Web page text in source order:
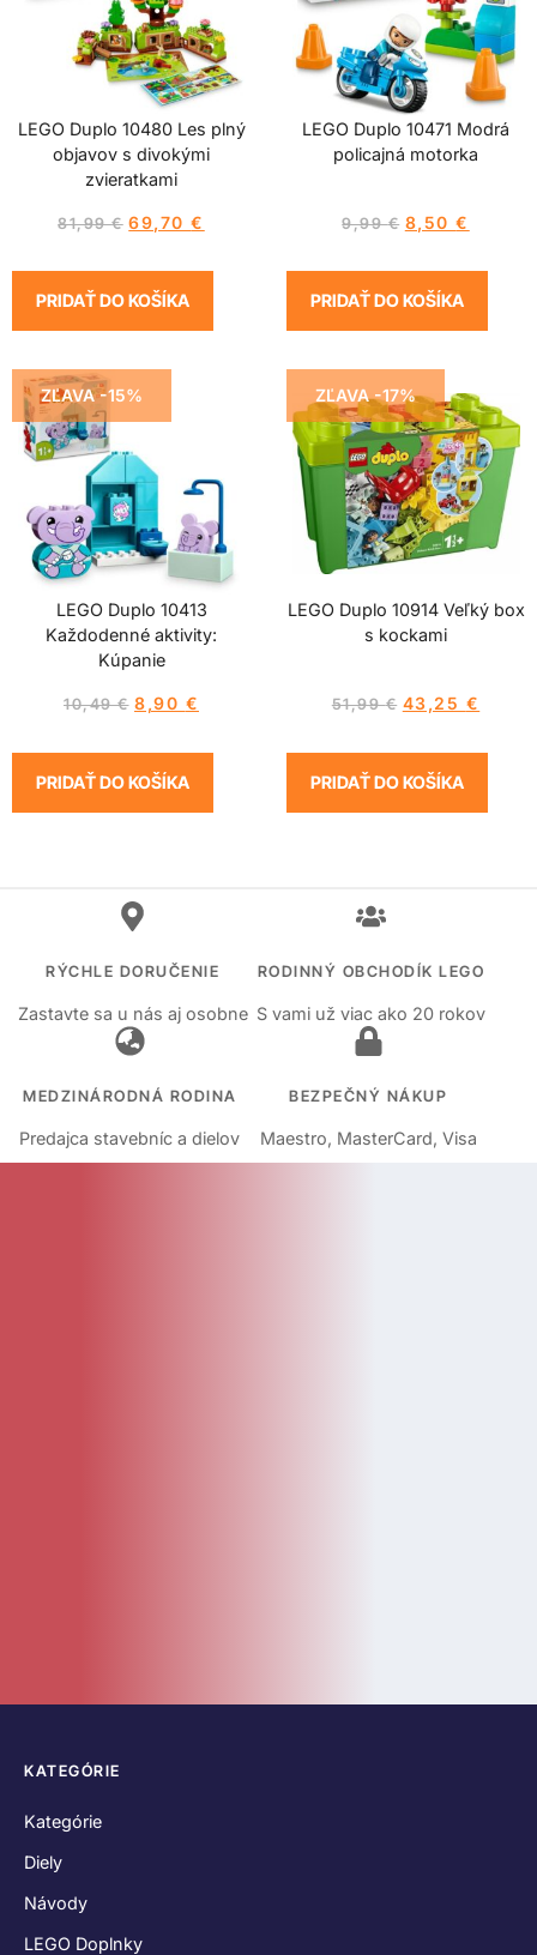
LEGO Duplo 10480 Les plný
objavov s divokými
zvieratkami
81,99€ 69,70€
PRIDAŤ DO KOŠÍKA
LEGO Duplo 10471 Modrá
policajná motorka
9,99€ 8,50€
PRIDAŤ DO KOŠÍKA
ZĽAVA -15%
LEGO Duplo 10413
Každodenné aktivity:
Kúpanie
10,49€ 8,90 €
PRIDAŤ DO KOŠÍKA
ZĽAVA -17%
LEGO Duplo 10914 Veľký box
s kockami
51,99€ 43,25 €
PRIDAŤ DO KOŠÍKA
RÝCHLE DORUČENIE
Zastavte sa u nás aj osobne
RODINNÝ OBCHODÍK LEGO
S vami už viac ako 20 rokov
MEDZINÁRODNÁ RODINA
Predajca stavebníc a dielov
BEZPEČNÝ NÁKUP
Maestro, MasterCard, Visa
KATEGÓRIE
Kategórie
Diely
Návody
LEGO Doplnky